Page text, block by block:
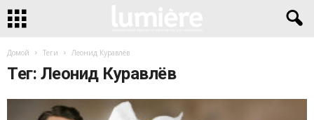
Домой Теги Леонид Куравлёв
Тег: Леонид Куравлёв